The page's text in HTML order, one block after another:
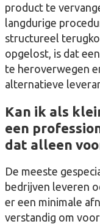
product te
langdurige
structureel
opgelost, is dat
te heroverwegen
alternatieve
Kan ik als
een
dat alleen
De meeste
bedrijven leveren
er een minimale
verstandig om